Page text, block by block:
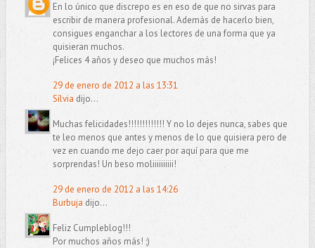
En lo único que discrepo es en eso de que no sirvas para
escribir de manera profesional. Además de hacerlo bien,
consigues enganchar a los lectores de una forma que ya
quisieran muchos.
¡Felices 4 años y deseo que muchos más!
29 de enero de 2012 a las 13:31
Sílvia dijo...
Muchas felicidades!!!!!!!!!!!!! Y no lo dejes nunca, sabes que
te leo menos que antes y menos de lo que quisiera pero de
vez en cuando me dejo caer por aquí para que me
sorprendas! Un beso moliiiiiiiiii!
29 de enero de 2012 a las 14:26
Burbuja dijo...
Feliz Cumpleblog!!!
Por muchos años más! ;)